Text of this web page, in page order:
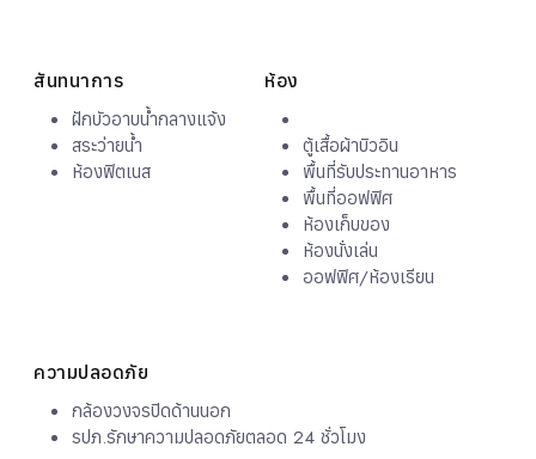
สันทนาการ
ฝักบัวอาบน้ำกลางแจ้ง
สระว่ายน้ำ
ห้องฟิตเนส
ห้อง
ตู้เสื้อผ้าบิวอิน
พื้นที่รับประทานอาหาร
พื้นที่ออฟฟิศ
ห้องเก็บของ
ห้องนั่งเล่น
ออฟฟิศ/ห้องเรียน
ความปลอดภัย
กล้องวงจรปิดด้านนอก
รปภ.รักษาความปลอดภัยตลอด 24 ชั่วโมง